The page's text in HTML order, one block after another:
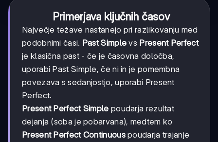
Primerjava ključnih časov
Največje težave nastanejo pri razlikovanju med
podobnimi časi. Past Simple vs Present Perfect
je klasična past - če je časovna določba,
uporabi Past Simple, če ni in je pomembna
povezava s sedanjostjo, uporabi Present
Perfect.
Present Perfect Simple poudarja rezultat
dejanja (soba je pobarvana), medtem ko
Present Perfect Continuouspoudarja trajanje